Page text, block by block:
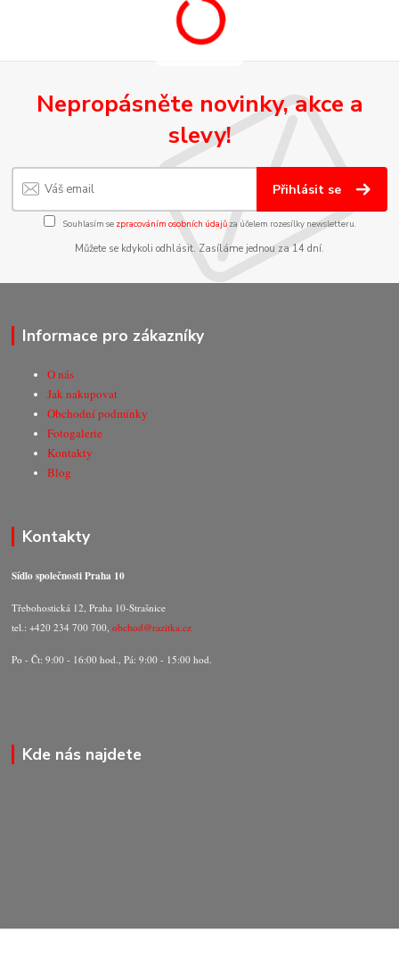
Nepropásněte novinky, akce a
slevy!
Přihlásit se
Souhlasím se zpracováním osobních údajůza účelem rozesílky newsletteru.
Můžete se kdykoli odhlásit. Zasíláme jednou za 14 dní.
Informace pro zákazníky
O nás
Jak nakupovat
Obchodní podmínky
Fotogalerie
Kontakty
Blog
Kontakty
Sídlo společnosti Praha 10
Třebohostická 12, Praha 10-Strašnice
tel.: +420 234 700 700,obchod@razitka.cz
Po - Čt: 9:00 - 16:00 hod., Pá: 9:00 - 15:00 hod.
Kde nás najdete